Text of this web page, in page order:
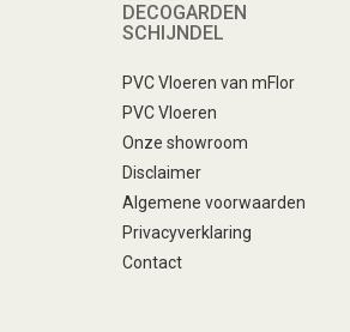
DECOGARDEN
SCHIJNDEL
PVC Vloeren van mFlor
PVC Vloeren
Onze showroom
Disclaimer
Algemene voorwaarden
Privacyverklaring
Contact